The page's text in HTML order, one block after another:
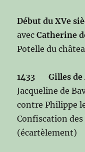
Début du XVe
avecCatherine
Potelle du
1433 —Gilles
Jacqueline de
contre Philippe
Confiscation
(écartèlement)